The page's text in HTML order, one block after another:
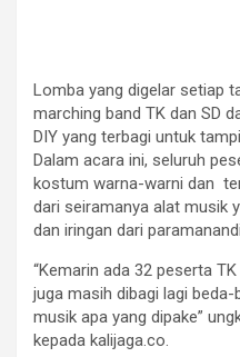
Lomba yang digelar setiap
marching band TK dan SD
DIY yang terbagi untuk
Dalam acara ini, seluruh
kostum warna-warni dan
dari seiramanya alat musik
dan iringan dari
“Kemarin ada 32 peserta
juga masih dibagi lagi
musik apa yang dipake”
kepada kalijaga.co.